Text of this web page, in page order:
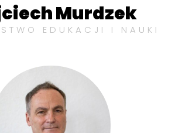
Murdzek
EDUKACJI I NAUKI